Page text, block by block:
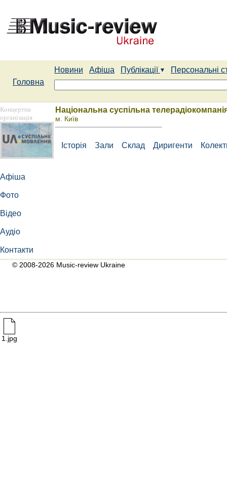
Новини Афіша Публікації
Персональні
Головна
Концертна
організація
Афіша
Фото
Відео
Аудіо
Контакти
Національна суспільна
м. Київ
Історія Зали Склад Диригенти
© 2008-2026 Music-review Ukraine
1.jpg